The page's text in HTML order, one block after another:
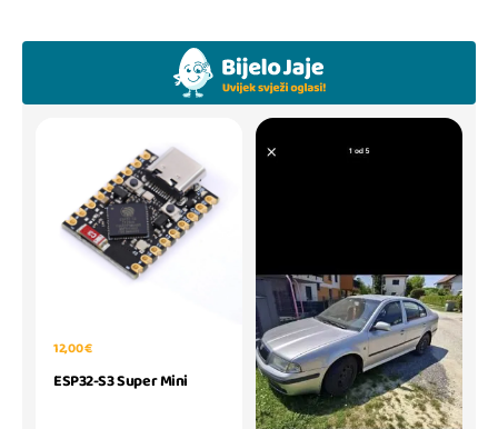
12,00 €
ESP32-S3 Super Mini